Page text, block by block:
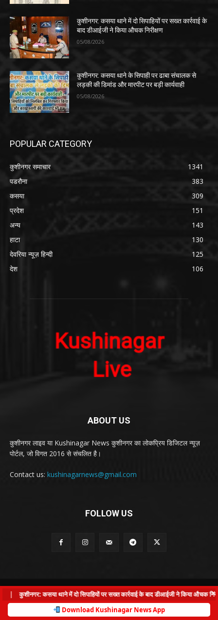
कुशीनगर: कसया थाने में दो सिपाहियों पर सख्त कार्रवाई के
बाद डीआईजी ने किया औचक निरीक्षण
05/08/2026
कुशीनगर: कसया थाने के सिपाही पर ढाबा संचालक से
लड़की की डिमांड और मारपीट पर बड़ी कार्यवाही
05/08/2026
POPULAR CATEGORY
कुशीनगर समाचार
1341
पडरौना
383
कसया
309
प्रदेश
151
अन्य
143
हाटा
130
देवरिया न्यूज़ हिन्दी
125
देश
106
ABOUT US
कुशीनगर लाइव या Kushinagar News कुशीनगर का लोकप्रिय डिजिटल न्यूज़
पोर्टल, जो विगत 2016 से संचलित है।
Contact us: kushinagarnews@gmail.com
FOLLOW US
© Kushinagar Live - 2022
Home About us Privacy Policy Contact us
×
कुशीनगर: कसया थाने में दो सिपाहियों पर सख्त कार्रवाई के बाद डीआईजी ने किया औचक
Download Kushinagar News App